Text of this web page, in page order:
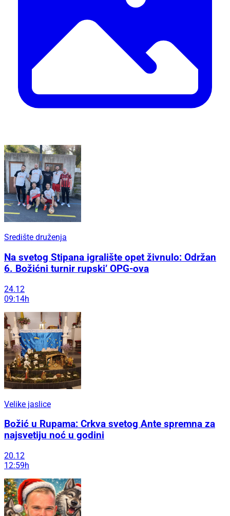
Središte druženja
Na svetog Stipana igralište opet živnulo: Održan
6. Božićni turnir rupski’ OPG-ova
24.12
09:14h
Velike jaslice
Božić u Rupama: Crkva svetog Ante spremna za
najsvetiju noć u godini
20.12
12:59h